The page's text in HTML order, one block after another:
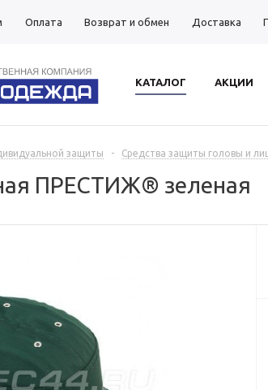
Оплата Возврат и обмен Доставка
КАТАЛОГ АКЦИИ
защиты - Средства защиты головы и
ПРЕСТИЖ® зеленая